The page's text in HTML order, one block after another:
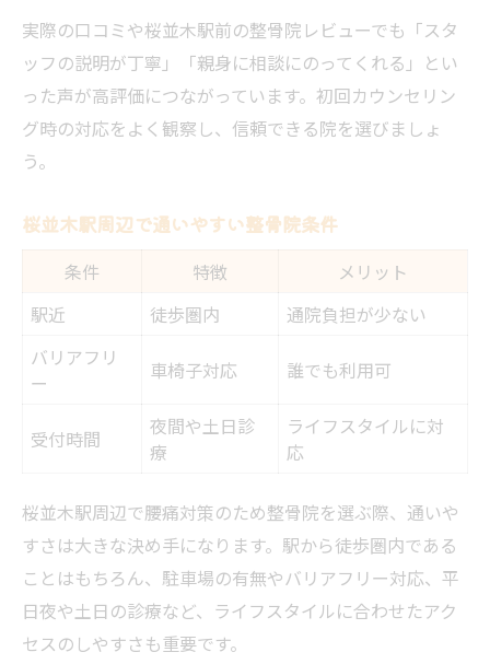
実際の口コミや桜並木駅前の整骨院レビューでも「スタ
ッフの説明が丁寧」「親身に相談にのってくれる」とい
った声が高評価につながっています。初回カウンセリン
グ時の対応をよく観察し、信頼できる院を選びましょ
う。
桜並木駅周辺で通いやすい整骨院条件
条件 特徴
メリット
駅近
徒歩圏内
通院負担が少ない
バリアフリ
ー
車椅子対応 誰でも利用可
受付時間
夜間や土日診
療
ライフスタイルに対
応
桜並木駅周辺で腰痛対策のため整骨院を選ぶ際、通いや
すさは大きな決め手になります。駅から徒歩圏内である
ことはもちろん、駐車場の有無やバリアフリー対応、平
日夜や土日の診療など、ライフスタイルに合わせたアク
セスのしやすさも重要です。